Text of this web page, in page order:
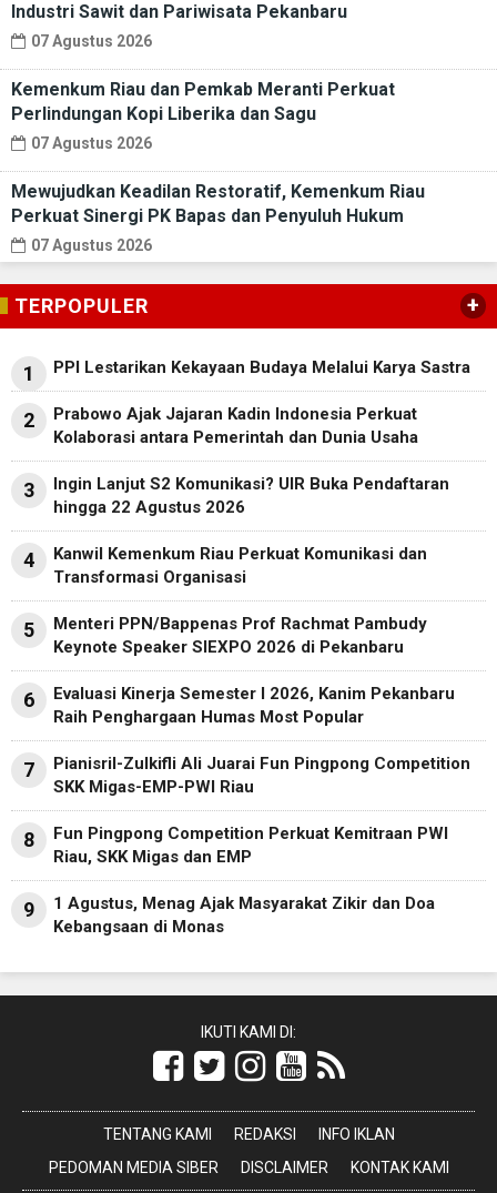
Industri Sawit dan Pariwisata Pekanbaru
07 Agustus 2026
Kemenkum Riau dan Pemkab Meranti Perkuat
Perlindungan Kopi Liberika dan Sagu
07 Agustus 2026
Mewujudkan Keadilan Restoratif, Kemenkum Riau
Perkuat Sinergi PK Bapas dan Penyuluh Hukum
07 Agustus 2026
TERPOPULER +
1 PPI Lestarikan Kekayaan Budaya Melalui Karya Sastra
2
Prabowo Ajak Jajaran Kadin Indonesia Perkuat
Kolaborasi antara Pemerintah dan Dunia Usaha
3
Ingin Lanjut S2 Komunikasi? UIR Buka Pendaftaran
hingga 22 Agustus 2026
4
Kanwil Kemenkum Riau Perkuat Komunikasi dan
Transformasi Organisasi
5
Menteri PPN/Bappenas Prof Rachmat Pambudy
Keynote Speaker SIEXPO 2026 di Pekanbaru
6
Evaluasi Kinerja Semester I 2026, Kanim Pekanbaru
Raih Penghargaan Humas Most Popular
7
Pianisril-Zulkifli Ali Juarai Fun Pingpong Competition
SKK Migas-EMP-PWI Riau
8
Fun Pingpong Competition Perkuat Kemitraan PWI
Riau, SKK Migas dan EMP
9
1 Agustus, Menag Ajak Masyarakat Zikir dan Doa
Kebangsaan di Monas
IKUTI KAMI DI:
TENTANG KAMI REDAKSI
INFO IKLAN
PEDOMAN MEDIA SIBER
DISCLAIMER KONTAK KAMI